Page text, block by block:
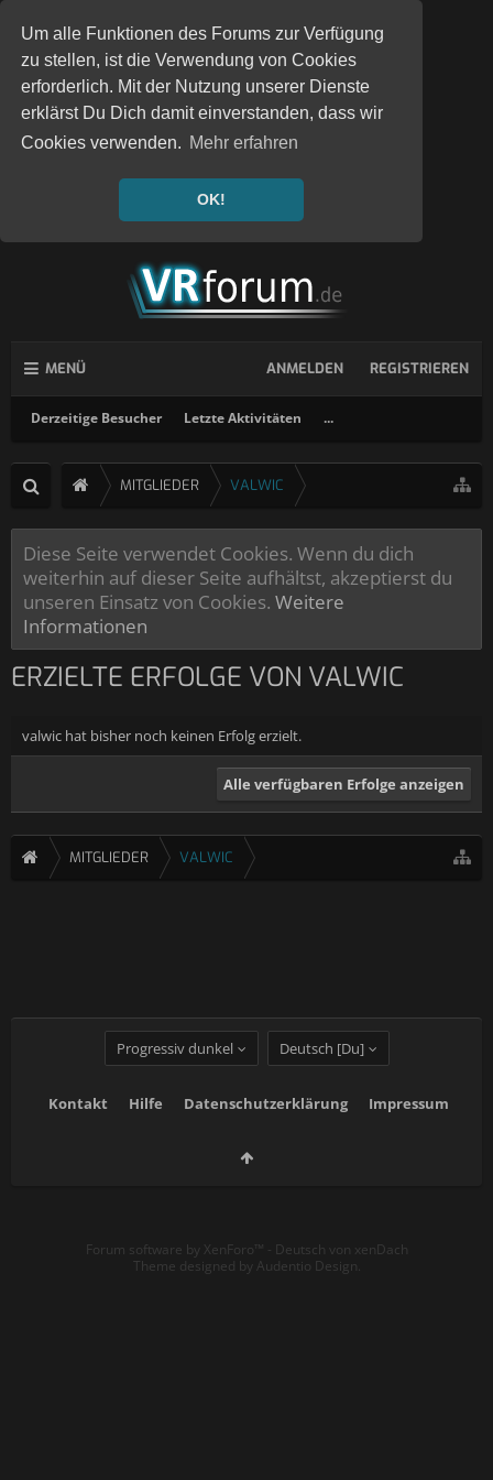
Um alle Funktionen des Forums zur Verfügung
zu stellen, ist die Verwendung von Cookies
erforderlich. Mit der Nutzung unserer Dienste
erklärst Du Dich damit einverstanden, dass wir
Cookies verwenden. Mehr erfahren
OK!
MENÜ
Derzeitige Besucher Letzte Aktivitäten ...
ANMELDEN REGISTRIEREN
MITGLIEDER VALWIC
Diese Seite verwendet Cookies. Wenn du dich
weiterhin auf dieser Seite aufhältst, akzeptierst du
unseren Einsatz von Cookies. Weitere
Informationen
ERZIELTE ERFOLGE VON VALWIC
valwic hat bisher noch keinen Erfolg erzielt.
Alle verfügbaren Erfolge anzeigen
MITGLIEDER VALWIC
Progressiv dunkel Deutsch [Du]
Kontakt Hilfe Datenschutzerklärung Impressum
Forum software by XenForo™ - Deutsch von xenDach
Theme designed by Audentio Design.